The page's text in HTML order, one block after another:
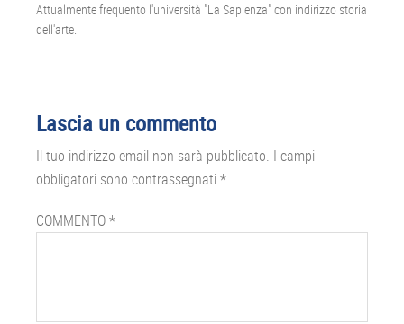
Attualmente frequento l'università "La Sapienza" con indirizzo storia
dell'arte.
Interazioni
del
lettore
Lascia un commento
Il tuo indirizzo email non sarà pubblicato. I campi
obbligatori sono contrassegnati *
COMMENTO*